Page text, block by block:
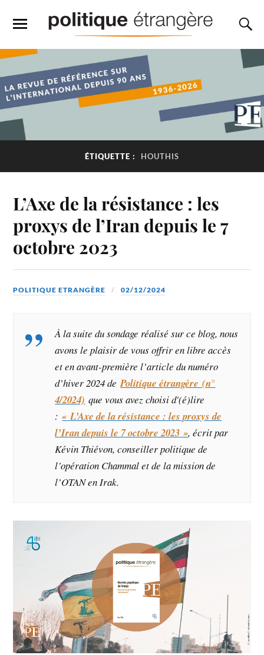
ÉTIQUETTE : HOUTHIS
L’Axe de la résistance : les
proxys de l’Iran depuis le 7
octobre 2023
POLITIQUE ETRANGÈRE 02/12/2024
À la suite du sondage réalisé sur ce blog, nous
avons le plaisir de vous offrir en libre accès
et en avant-première l’article du numéro
d’hiver 2024 dePolitique étrangère (n°
4/2024) que vous avez choisi d'(é)lire
:«L’Axe de la résistance : les proxys de
l’Iran depuis le 7 octobre 2023 », écrit par
Kévin Thiévon,conseiller politique de
l’opération Chammal et de la mission de
l’OTAN en Irak.